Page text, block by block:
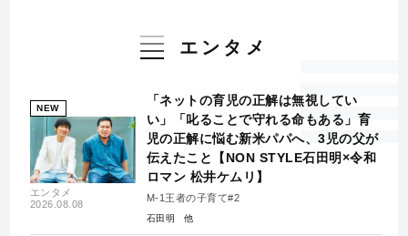
エンタメ
NEW
エンタメ
2026.08.08
「ネットの育児の正解は無視してい
い」「叱ることで守れる命もある」育
児の正解に悩む新米パパへ、3児の父が
伝えたこと【NON STYLE石田明×令和
ロマン 松井ケムリ】
M-1王者の子育て#2
石田明